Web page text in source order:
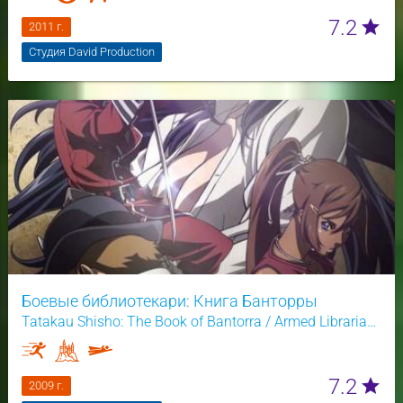
7.2 star
2011 г.
Студия David Production
Боевые библиотекари: Книга Банторры
Tatakau Shisho: The Book of Bantorra / Armed Librarians
7.2 star
2009 г.